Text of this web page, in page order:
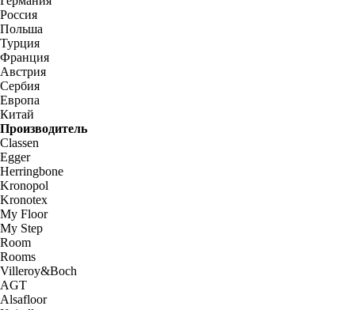
Россия
Польша
Турция
Франция
Австрия
Сербия
Европа
Китай
Производитель
Classen
Egger
Herringbone
Kronopol
Kronotex
My Floor
My Step
Room
Rooms
Villeroy&Boch
AGT
Alsafloor